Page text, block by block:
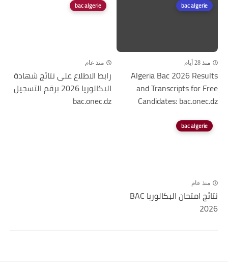
bac algerie
منذ 28 أيام
Algeria Bac 2026 Results
and Transcripts for Free
Candidates: bac.onec.dz
bac algerie
منذ عام
رابط الاطلاع على نتائج شهادة
البكالوريا 2026 برقم التسجيل
bac.onec.dz
bac algerie
منذ عام
نتائج امتحان البكالوريا BAC
2026